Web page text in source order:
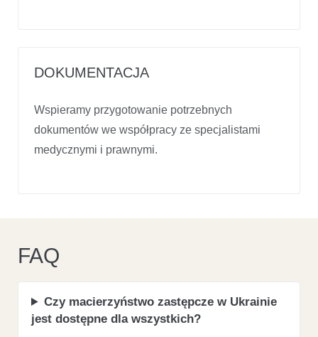
DOKUMENTACJA
Wspieramy przygotowanie potrzebnych
dokumentów we współpracy ze specjalistami
medycznymi i prawnymi.
FAQ
Czy macierzyństwo zastępcze w Ukrainie
jest dostępne dla wszystkich?